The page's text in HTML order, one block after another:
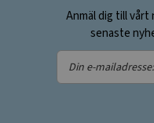
Anmäl dig till vårt
senaste
Din
e-